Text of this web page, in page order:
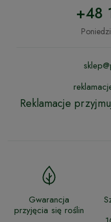
+48
Reklamacje
Gwarancja
przyjęcia się roślin